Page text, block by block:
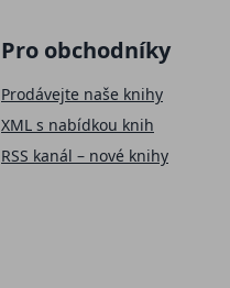
Pro obchodníky
Prodávejte naše knihy
XML s nabídkou knih
RSS kanál – nové knihy